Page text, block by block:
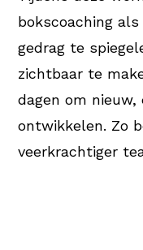
bokscoaching
gedrag te
zichtbaar te
dagen om
ontwikkelen. Zo
veerkrachtiger